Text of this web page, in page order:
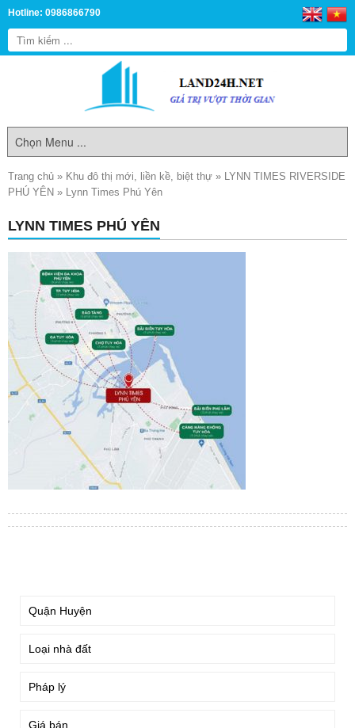
Hotline: 0986866790
Trang chủ » Khu đô thị mới, liền kề, biệt thự » LYNN TIMES RIVERSIDE
PHÚ YÊN » Lynn Times Phú Yên
LYNN TIMES PHÚ YÊN